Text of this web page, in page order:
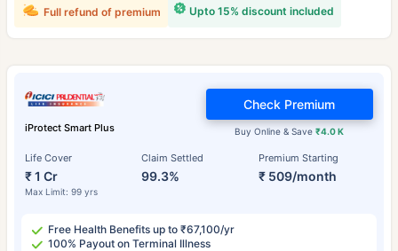
Upto 15% discount included
Full refund of premium
iProtect Smart Plus
Life Cover
₹ 1 Cr
Max Limit: 99 yrs
Claim Settled
99.3%
Premium Starting
₹ 509/month
Buy Online & Save₹4.0 K
Check Premium
Free Health Benefits up to ₹67,100/yr
100% Payout on Terminal Illness